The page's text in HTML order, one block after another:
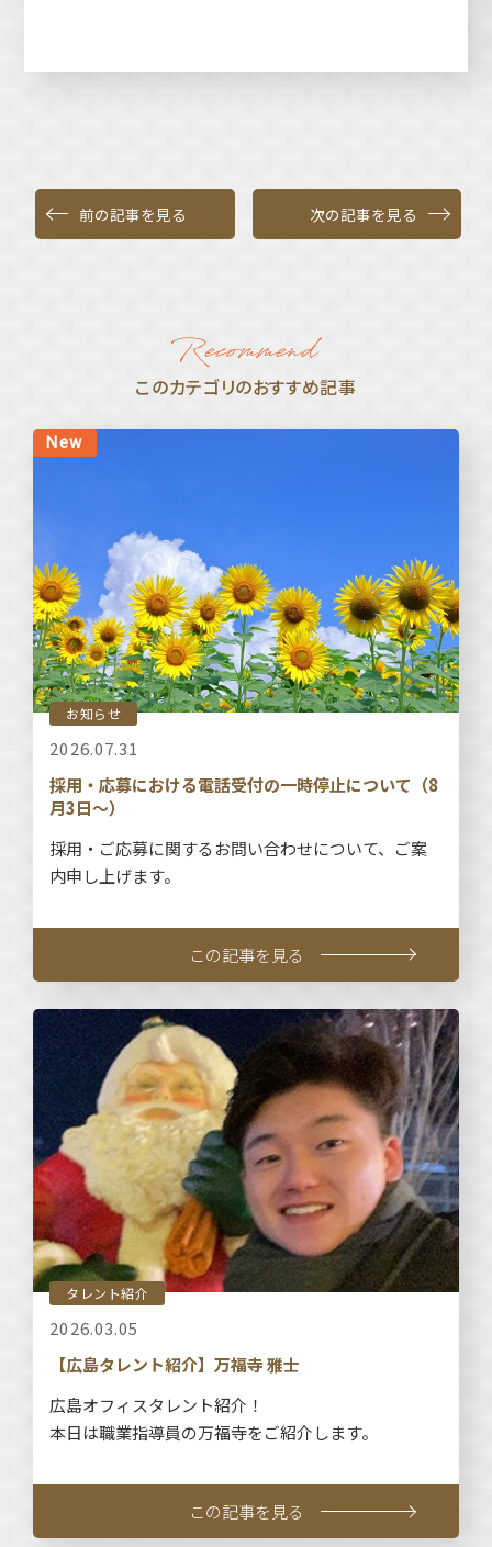
前の記事を見る 次の記事を見る
このカテゴリのおすすめ記事
お知らせ
2026.07.31
採用・応募における電話受付の一時停止について（8
月3日～）
採用・ご応募に関するお問い合わせについて、ご案
内申し上げます。
この記事を見る
タレント紹介
2026.03.05
【広島タレント紹介】万福寺 雅士
広島オフィスタレント紹介！
本日は職業指導員の万福寺をご紹介します。
この記事を見る